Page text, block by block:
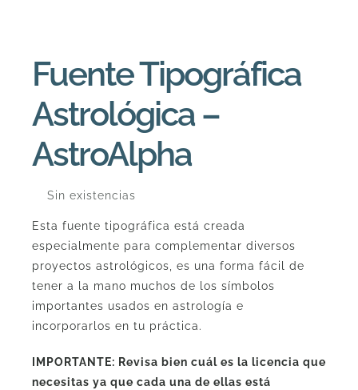
Fuente Tipográfica
Astrológica –
AstroAlpha
Sin existencias
Esta fuente tipográfica está creada
especialmente para complementar diversos
proyectos astrológicos, es una forma fácil de
tener a la mano muchos de los símbolos
importantes usados en astrología e
incorporarlos en tu práctica.
IMPORTANTE: Revisa bien cuál es la licencia que
necesitas ya que cada una de ellas está